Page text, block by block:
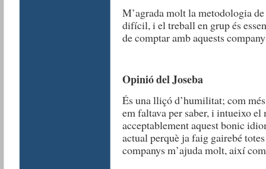
M’agrada molt la metodologia
difícil, i el treball en grup és
de comptar amb aquests
Opinió del Joseba
És una lliçó d’humilitat; com
em faltava per saber, i intueixo
acceptablement aquest bonic
actual perquè ja faig gairebé
companys m’ajuda molt, així